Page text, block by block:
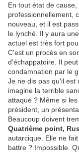
En tout état de
professionnellement,
nouveau, et il est
le lynché. Il y aura
actuel est très fort
C'est un procès en
d'échappatoire. Il
condamnation par le
Je ne dis pas qu'il est
imagine la terrible
attaqué ? Même si
président, un
Beaucoup doivent
Quatrième point,
autarcique. Elle ne
battre ? Impossible.